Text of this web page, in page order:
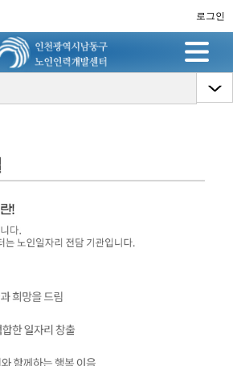
로그인